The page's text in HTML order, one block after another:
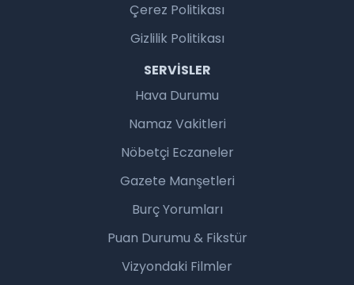
Çerez Politikası
Gizlilik Politikası
SERVISLER
Hava Durumu
Namaz Vakitleri
Nöbetçi Eczaneler
Gazete Manşetleri
Burç Yorumları
Puan Durumu & Fikstür
Vizyondaki Filmler